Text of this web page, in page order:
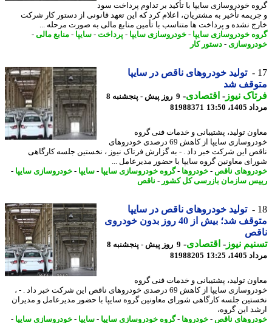
خودروسازی سایپا با تأکید بر تداوم پرداخت سود
تأخیر به مشتریان، اعلام کرد که این تعهد قانونی از دستور کار شرکت
نشده و پرداخت ها متناسب با تأمین منابع مالی به صورت مرحله ...
خودروسازی سایپا-خودروسازی سایپا-پرداخت -سایپا-منابع مالی-
- دستور کار
تولید خودروهای ناقص در سایپا
شد
نیوز-اقتصادی-
9 روز پیش - پنجشنبه 8
13:50
81988371
تولید، پشتیبانی و خدمات فنی گروه
خودروسازی سایپا از کاهش 69 درصدی خودروهای
این شرکت خبر داد . - به گزارش فرتاک نیوز ، نخستین جلسه کارگاهی
معاونین گروه سایپا با حضور مدیرعامل ...
ناقص-خودروها-گروه خودروسازی سایپا-سایپا-خودروسازی سایپا-
سازمان بازرسی کل کشور-ناقص
تولید خودروهای ناقص در سایپا
متوقف شد؛ بیش از 40 روز بدون خودروی
نیوز-اقتصادی-
9 روز پیش - پنجشنبه 8
13:25
81988205
تولید، پشتیبانی و خدمات فنی گروه
خودروسازی سایپا از کاهش 69 درصدی خودروهای ناقص این شرکت خبر داد . - ،
جلسه کارگاهی شورای معاونین گروه سایپا با حضور مدیرعامل و مدیران
این گروه،
ناقص-خودروها-گروه خودروسازی سایپا-سایپا-خودروسازی سایپا-